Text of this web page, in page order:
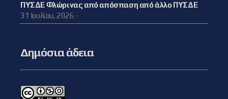
ΠΥΣΔΕ Φλώρινας από απόσπαση από άλλο ΠΥΣΔΕ
31 Ιουλίου, 2026 -
Δημόσια άδεια